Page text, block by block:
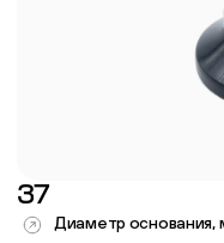
37
Диаметр основания,